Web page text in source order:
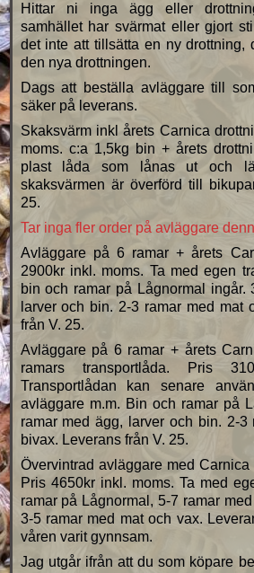
Hittar ni inga ägg eller
samhället har svärmat eller gjort
det inte att tillsätta en ny drottning,
den nya drottningen.
Dags att beställa avläggare till
säker på leverans.
Skaksvärm inkl årets Carnica
moms. c:a 1,5kg bin + årets
plast låda som lånas ut och
skaksvärmen är överförd till
25.
Tar inga fler order på avläggare
Avläggare på 6 ramar + årets
2900kr inkl. moms. Ta med egen
bin och ramar på Lågnormal ingår.
larver och bin. 2-3 ramar med mat
från V. 25.
Avläggare på 6 ramar + årets
ramars transportlåda. Pris
Transportlådan kan senare
avläggare m.m. Bin och ramar på
ramar med ägg, larver och bin. 2-3
bivax. Leverans från V. 25.
Övervintrad avläggare med
Pris 4650kr inkl. moms. Ta med
ramar på Lågnormal, 5-7 ramar
3-5 ramar med mat och vax.
våren varit gynnsam.
Jag utgår ifrån att du som köpare